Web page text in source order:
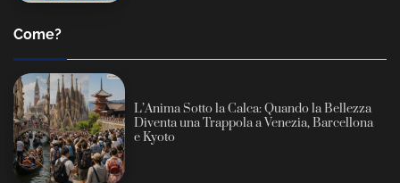
Come?
L’Anima Sotto la Calca: Quando la Bellezza
Diventa una Trappola a Venezia, Barcellona
e Kyoto